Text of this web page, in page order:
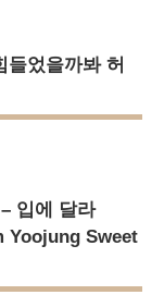
들었을까봐 허
입에 달라
Yoojung Sweet